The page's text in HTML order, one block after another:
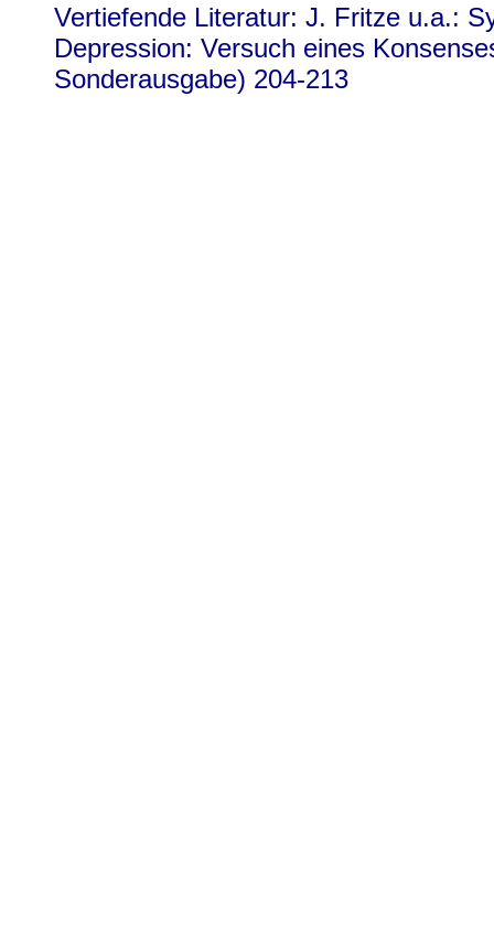
Vertiefende Literatur: J. Fritze u.a.:
Depression: Versuch eines
Sonderausgabe) 204-213